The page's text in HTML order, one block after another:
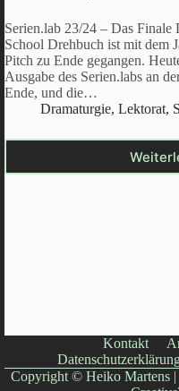
Serien.lab 23/24 – Das Finale
School Drehbuch ist mit dem
Pitch zu Ende gegangen.
Ausgabe des Serien.labs an
Ende, und die…
Dramaturgie, Lektorat,
Kontakt
Copyright © Heiko Martens |